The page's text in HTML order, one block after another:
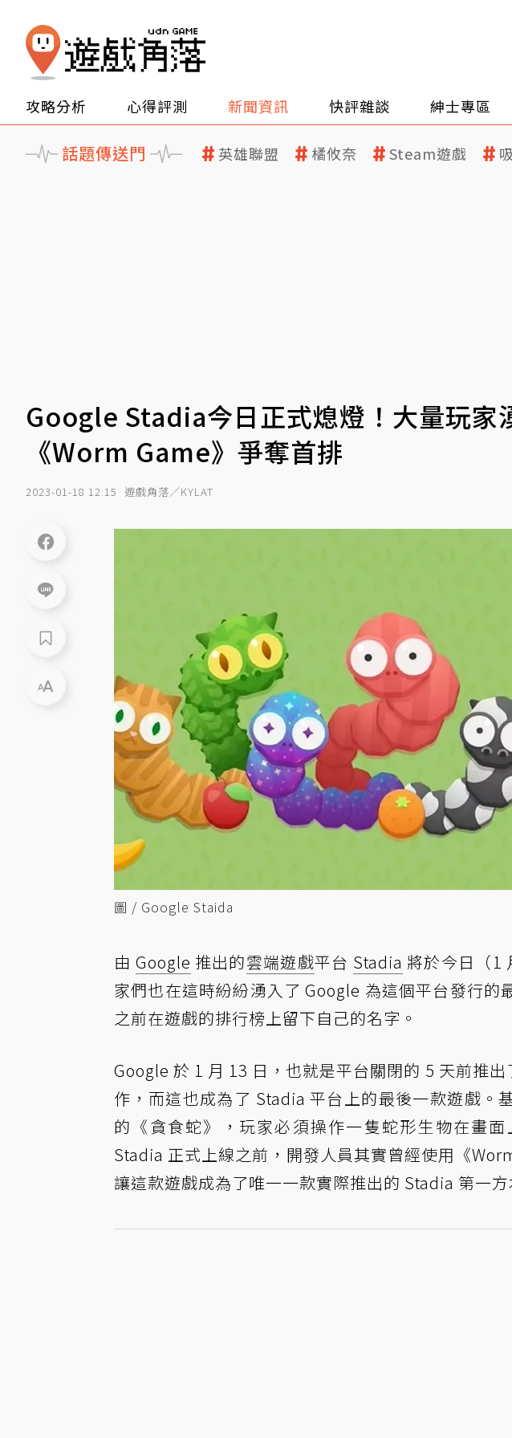
攻略分析 心得評測 新聞資訊 快評雜談 紳士專區
話題傳送門 英雄聯盟 橘攸奈 Steam遊戲
Google Stadia今日正式熄燈！大量玩家
《Worm Game》爭奪首排
2023-01-18 12:15 遊戲角落／KYLAT
圖 / Google Staida
由 Google 推出的雲端遊戲平台 Stadia 將於今日（1
家們也在這時紛紛湧入了 Google 為這個平台發行的
之前在遊戲的排行榜上留下自己的名字。
Google 於 1 月 13 日，也就是平台關閉的 5 天前推
作，而這也成為了 Stadia 平台上的最後一款遊戲。
的《貪食蛇》，玩家必須操作一隻蛇形生物在畫
Stadia 正式上線之前，開發人員其實曾經使用《
讓這款遊戲成為了唯一一款實際推出的 Stadia 第一方